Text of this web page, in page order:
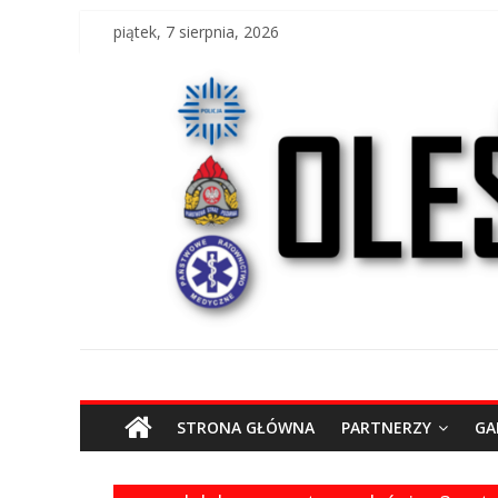
Skippiątek, 7 sierpnia, 2026
O
l
STRONA GŁÓWNA PARTNERZY